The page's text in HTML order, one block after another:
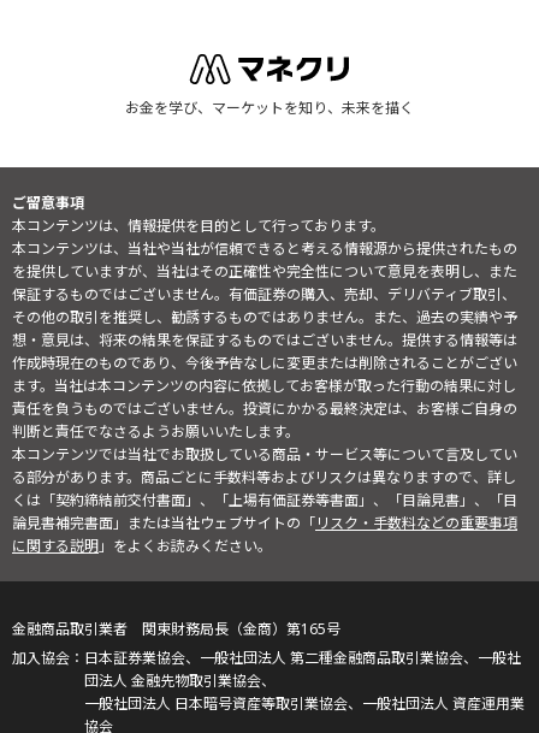
お金を学び、マーケットを知り、未来を描く
ご留意事項
本コンテンツは、情報提供を目的として行っております。
本コンテンツは、当社や当社が信頼できると考える情報源から提供されたもの
を提供していますが、当社はその正確性や完全性について意見を表明し、また
保証するものではございません。有価証券の購入、売却、デリバティブ取引、
その他の取引を推奨し、勧誘するものではありません。また、過去の実績や予
想・意見は、将来の結果を保証するものではございません。提供する情報等は
作成時現在のものであり、今後予告なしに変更または削除されることがござい
ます。当社は本コンテンツの内容に依拠してお客様が取った行動の結果に対し
責任を負うものではございません。投資にかかる最終決定は、お客様ご自身の
判断と責任でなさるようお願いいたします。
本コンテンツでは当社でお取扱している商品・サービス等について言及してい
る部分があります。商品ごとに手数料等およびリスクは異なりますので、詳し
くは「契約締結前交付書面」、「上場有価証券等書面」、「目論見書」、「目
論見書補完書面」または当社ウェブサイトの「リスク・手数料などの重要事項
に関する説明」をよくお読みください。
金融商品取引業者 関東財務局長（金商）第165号
日本証券業協会、一般社団法人 第二種金融商品取引業協会、一般社
団法人 金融先物取引業協会、
一般社団法人 日本暗号資産等取引業協会、一般社団法人 資産運用業
協会